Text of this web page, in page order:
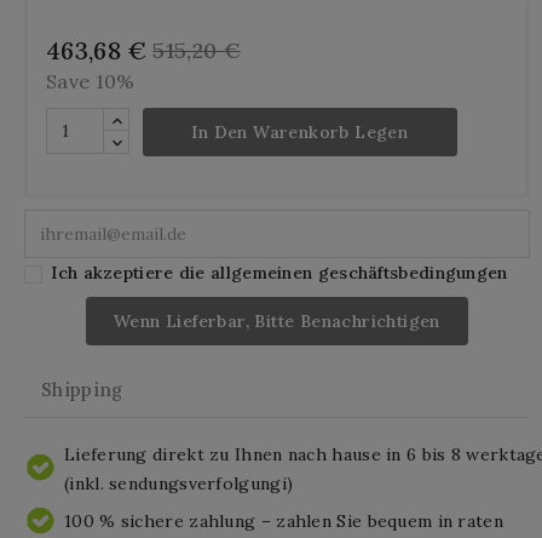
463,68 € 515,20 €
Save 10%
In Den Warenkorb Legen
Ich akzeptiere die allgemeinen geschäftsbedingungen
Wenn Lieferbar, Bitte Benachrichtigen
Shipping
Lieferung direkt zu Ihnen nach hause in 6 bis 8
(inkl. sendungsverfolgungi)
100 % sichere zahlung – zahlen Sie bequem in raten